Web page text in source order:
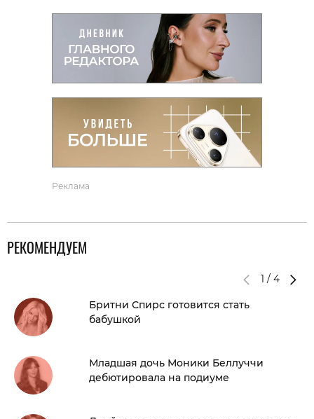
Реклама
РЕКОМЕНДУЕМ
1 / 4
Бритни Спирс готовится стать
бабушкой
Младшая дочь Моники Беллуччи
дебютировала на подиуме